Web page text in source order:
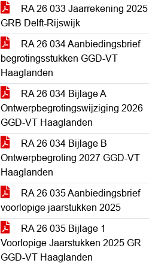
RA 26 033 Jaarrekening 2025
GRB Delft-Rijswijk
RA 26 034 Aanbiedingsbrief
begrotingsstukken GGD-VT
Haaglanden
RA 26 034 Bijlage A
Ontwerpbegrotingswijziging 2026
GGD-VT Haaglanden
RA 26 034 Bijlage B
Ontwerpbegroting 2027 GGD-VT
Haaglanden
RA 26 035 Aanbiedingsbrief
voorlopige jaarstukken 2025
RA 26 035 Bijlage 1
Voorlopige Jaarstukken 2025 GR
GGD-VT Haaglanden